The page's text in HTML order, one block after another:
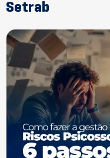
Setrab